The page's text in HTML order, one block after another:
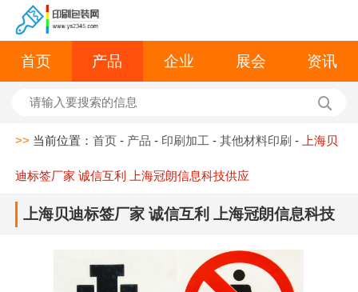
首页 产品 企业 展会 资讯
>> 当前位置：首页 - 产品 - 印刷加工 -其他材料印刷 - 上海贝
迪标签厂家 诚信互利 上海冠朗信息科技供应
上海贝迪标签厂家 诚信互利 上海冠朗信息科技